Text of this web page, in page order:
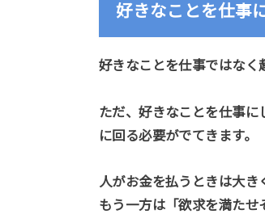
好きなことを仕事
好きなことを仕事ではなく
ただ、好きなことを仕事に
に回る必要がでてきます。
人がお金を払うときは大き
もう一方は「欲求を満たせ